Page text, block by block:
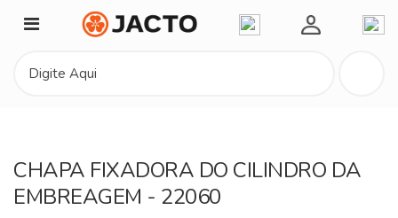
Minha Conta
CHAPA FIXADORA DO CILINDRO DA
EMBREAGEM - 22060